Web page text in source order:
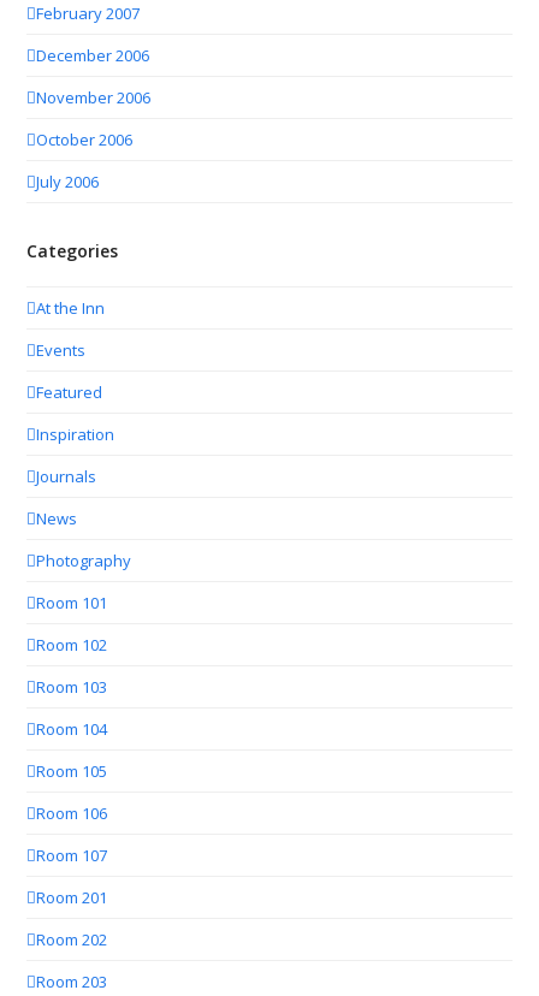
February 2007
December 2006
November 2006
October 2006
July 2006
Categories
At the Inn
Events
Featured
Inspiration
Journals
News
Photography
Room 101
Room 102
Room 103
Room 104
Room 105
Room 106
Room 107
Room 201
Room 202
Room 203